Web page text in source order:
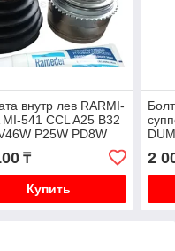
внутр лев RARMI-
MI-541 CCL A25 B32
P25W PD8W
₸
Купить
2